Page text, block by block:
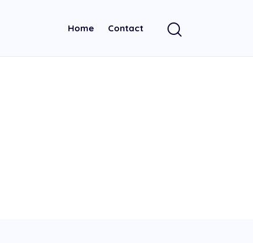
Home Contact